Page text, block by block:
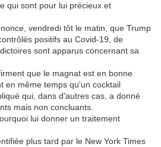
qui sont pour lui précieux et
vendredi tôt le matin, que Trump
positifs au Covid-19, de
sont apparus concernant sa
que le magnat est en bonne
en même temps qu'un cocktail
qui, dans d'autres cas, a donné
mais non concluants.
lui donner un traitement
plus tard par le New York Times